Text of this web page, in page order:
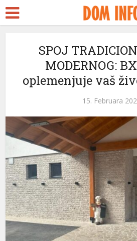
SPOJ
MODERNOG:
oplemenjuje vaš
15. Februara